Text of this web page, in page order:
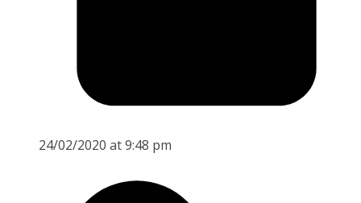
24/02/2020 at 9:48 pm